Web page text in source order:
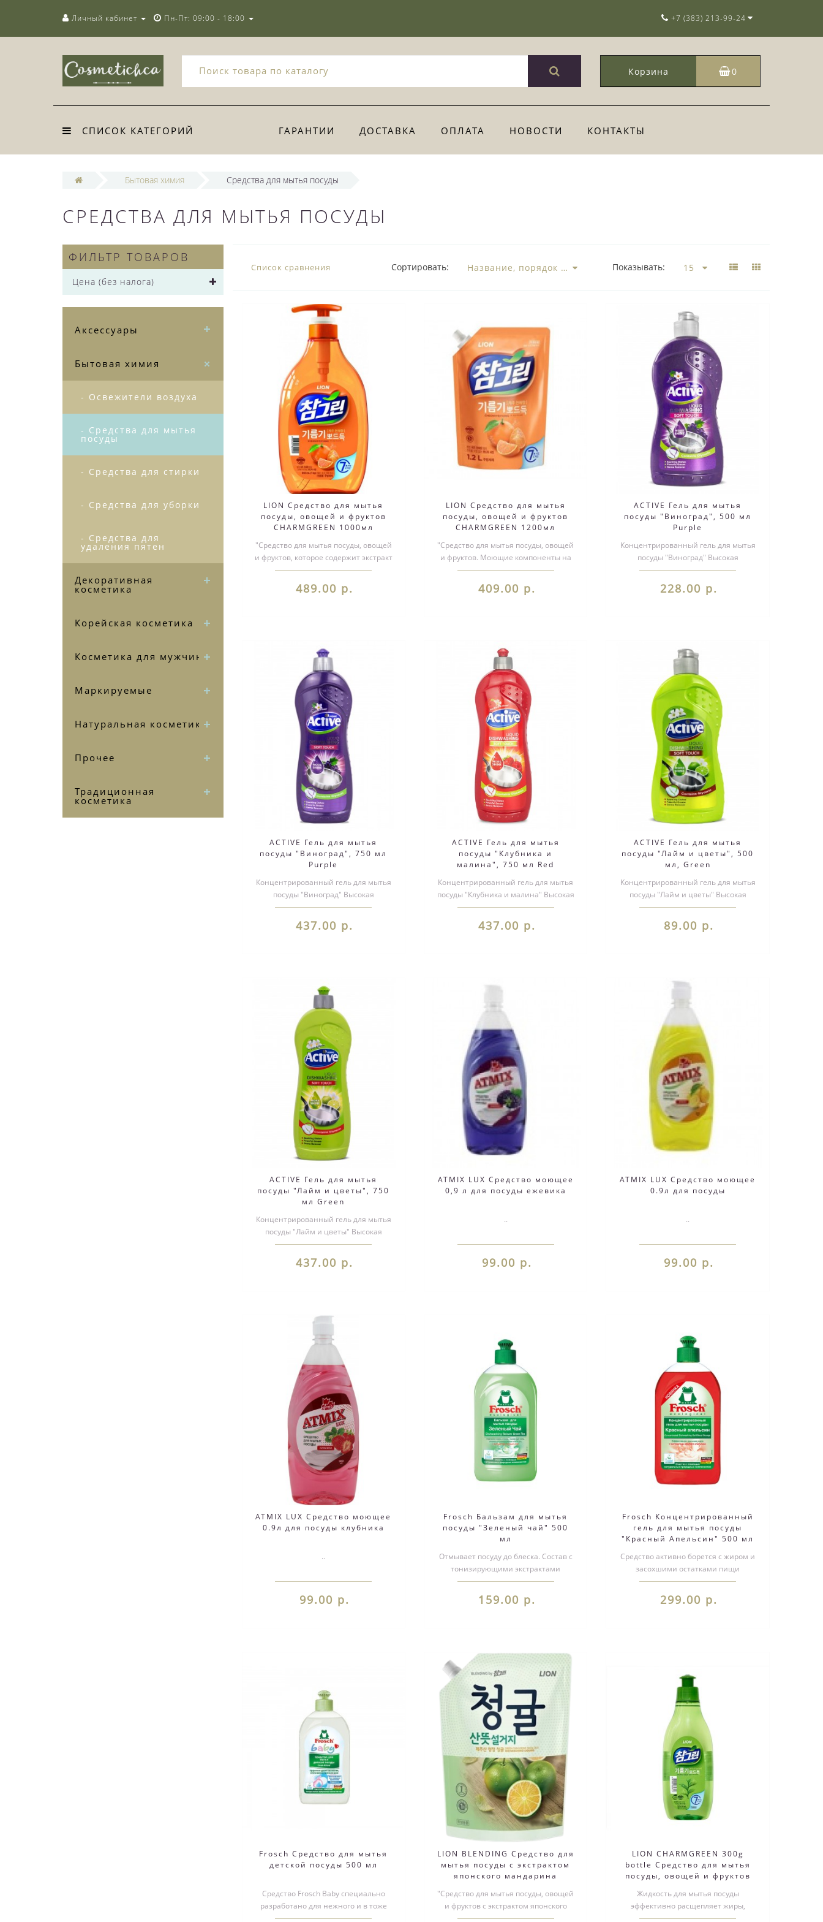
Личный кабинет Пн-Пт: 09:00 - 18:00 +7 (383) 213-99-24
Корзина 0
СПИСОК КАТЕГОРИЙ ГАРАНТИИ ДОСТАВКА ОПЛАТА НОВОСТИ КОНТАКТЫ
Бытовая химия Средства для мытья посуды
СРЕДСТВА ДЛЯ МЫТЬЯ ПОСУДЫ
ФИЛЬТР ТОВАРОВ
Цена (без налога)
Аксессуары
Бытовая химия
- Освежители воздуха
- Средства для мытья
посуды
- Средства для стирки
- Средства для уборки
- Средства для
удаления пятен
Декоративная
косметика
Корейская косметика
Косметика для мужчин
Маркируемые
Натуральная косметика
Прочее
Традиционная
косметика
Список сравнения Сортировать: Показывать:
LION Средство для мытья
посуды, овощей и фруктов
CHARMGREEN 1000мл
"Средство для мытья посуды, овощей
и фруктов, которое содержит экстракт
зеленого чая. Растительный к..
489.00 р.
LION Средство для мытья
посуды, овощей и фруктов
CHARMGREEN 1200мл
"Средство для мытья посуды, овощей
и фруктов. Моющие компоненты на
растительной основе с
добавлением..
409.00 р.
ACTIVE Гель для мытья
посуды "Виноград", 500 мл
Purple
Концентрированный гель для мытья
посуды "Виноград" Высокая
концентрация активного вещества
Содержит ..
228.00 р.
ACTIVE Гель для мытья
посуды "Виноград", 750 мл
Purple
Концентрированный гель для мытья
посуды "Виноград" Высокая
концентрация активного вещества
Содержит ..
437.00 р.
ACTIVE Гель для мытья
посуды "Клубника и
малина", 750 мл Red
Концентрированный гель для мытья
посуды "Клубника и малина" Высокая
концентрация активного вещества ..
437.00 р.
ACTIVE Гель для мытья
посуды "Лайм и цветы", 500
мл, Green
Концентрированный гель для мытья
посуды "Лайм и цветы" Высокая
концентрация активного вещества
Содер..
89.00 р.
ACTIVE Гель для мытья
посуды "Лайм и цветы", 750
мл Green
Концентрированный гель для мытья
посуды "Лайм и цветы" Высокая
концентрация активного вещества
Содер..
437.00 р.
ATMIX LUX Средство моющее
0,9 л для посуды ежевика
..
99.00 р.
ATMIX LUX Средство моющее
0.9л для посуды
..
99.00 р.
ATMIX LUX Средство моющее
0.9л для посуды клубника
..
99.00 р.
Frosch Бальзам для мытья
посуды "Зеленый чай" 500
мл
Отмывает посуду до блеска. Состав с
тонизирующими экстрактами
зеленого чая и растительными ПАВ
легко..
159.00 р.
Frosch Концентрированный
гель для мытья посуды
"Красный Апельсин" 500 мл
Средство активно борется с жиром и
засохшими остатками пищи
благодаря высокому содержанию
растительн..
299.00 р.
Frosch Средство для мытья
детской посуды 500 мл
Средство Frosch Baby специально
разработано для нежного и в тоже
время эффективного удаления
LION BLENDING Средство для
мытья посуды с экстрактом
японского мандарина
"Средство для мытья посуды, овощей
и фруктов с экстрактом японского
мандарина. Моющие компоненты на
LION CHARMGREEN 300g
bottle Средство для мытья
посуды, овощей и фруктов
Жидкость для мытья посуды
эффективно расщепляет жиры,
устраняет неприятные запахи, не